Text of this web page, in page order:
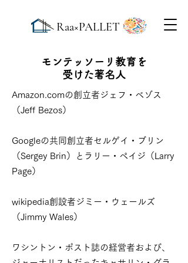
Raa×PALLET
モンテッソーリ教育を
受けた著名人
Amazon.comの創立者ジェフ・ベゾス
（Jeff Bezos）
Googleの共同創立者セルゲイ・ブリン
（Sergey Brin）とラリー・ペイジ（Larry
Page）
wikipedia創設者ジミー・ウェールズ
（Jimmy Wales）
ワシントン・ポスト誌の経営者および、